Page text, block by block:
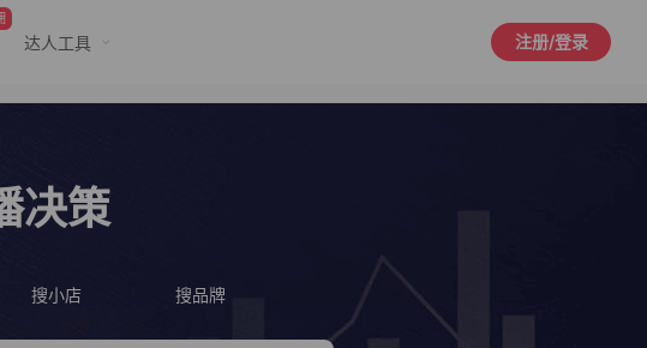
达人工具 注册/登录
决策
搜小店 搜品牌